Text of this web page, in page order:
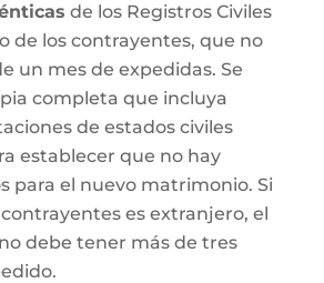
de los Registros Civiles
de los contrayentes, que no
un mes de expedidas. Se
completa que incluya
de estados civiles
establecer que no hay
para el nuevo matrimonio. Si
es extranjero, el
debe tener más de tres